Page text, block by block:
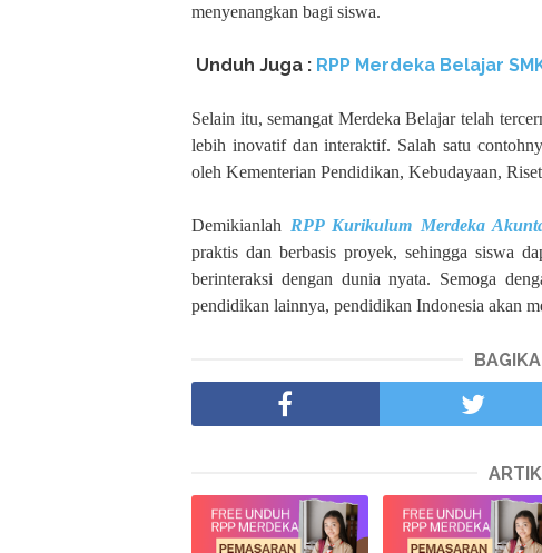
menyenangkan bagi siswa.
Unduh Juga : RPP Merdeka Belajar
Selain itu, semangat Merdeka Belajar telah
lebih inovatif dan interaktif. Salah satu
oleh Kementerian Pendidikan, Kebudayaan,
Demikianlah RPP Kurikulum Merdeka
praktis dan berbasis proyek, sehingga siswa
berinteraksi dengan dunia nyata. Semoga
pendidikan lainnya, pendidikan Indonesia akan